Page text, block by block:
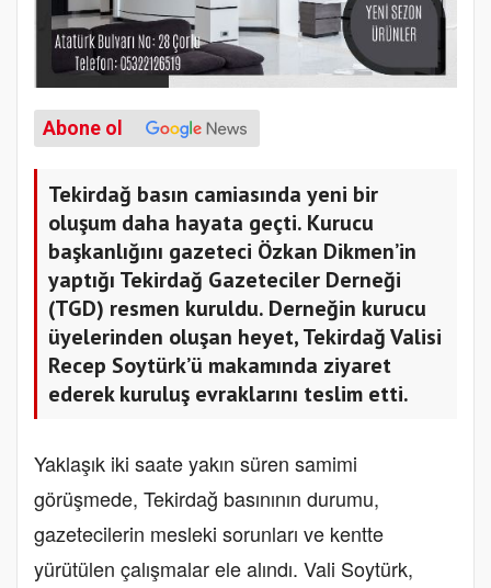
Abone ol
Tekirdağ basın camiasında yeni bir
oluşum daha hayata geçti. Kurucu
başkanlığını gazeteci Özkan Dikmen’in
yaptığı Tekirdağ Gazeteciler Derneği
(TGD) resmen kuruldu. Derneğin kurucu
üyelerinden oluşan heyet, Tekirdağ Valisi
Recep Soytürk’ü makamında ziyaret
ederek kuruluş evraklarını teslim etti.
Yaklaşık iki saate yakın süren samimi
görüşmede, Tekirdağ basınının durumu,
gazetecilerin mesleki sorunları ve kentte
yürütülen çalışmalar ele alındı. Vali Soytürk,